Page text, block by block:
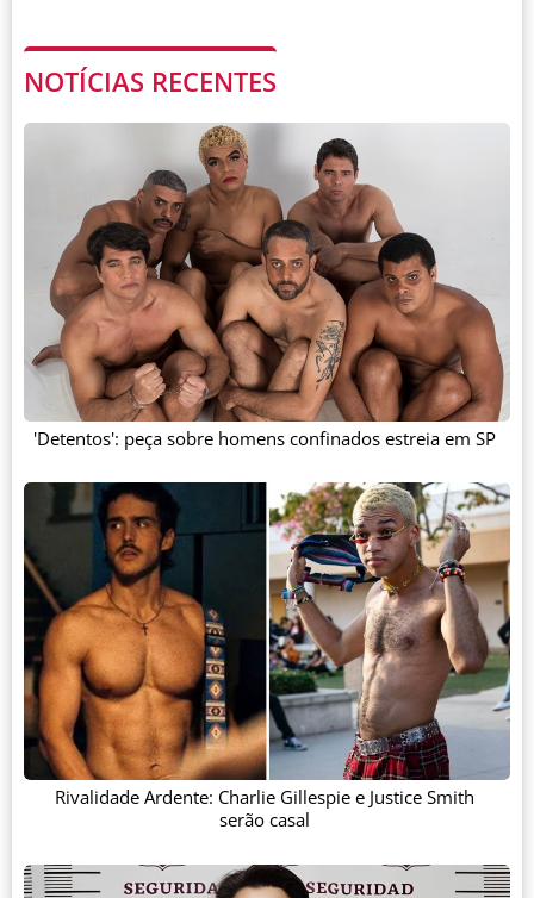
NOTÍCIAS RECENTES
'Detentos': peça sobre homens confinados estreia em SP
Rivalidade Ardente: Charlie Gillespie e Justice Smith
serão casal